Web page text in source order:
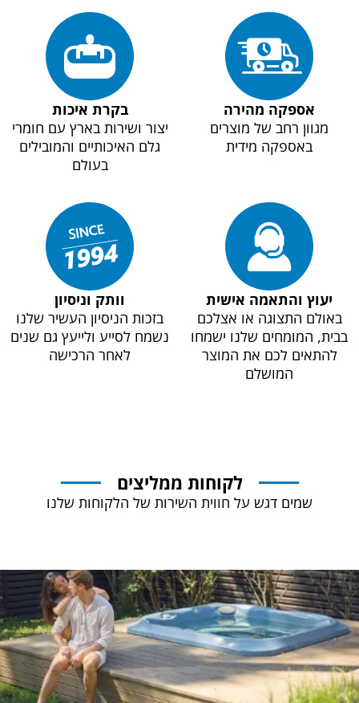
אספקה מהירה
מגוון רחב של מוצרים
באספקה מידית
בקרת איכות
יצור ושירות בארץ עם חומרי
גלם האיכותיים והמובילים
בעולם
יעוץ והתאמה אישית
באולם התצוגה או אצלכם
בבית, המומחים שלנו ישמחו
להתאים לכם את המוצר
המושלם
וותק וניסיון
בזכות הניסיון העשיר שלנו
נשמח לסייע ולייעץ גם שנים
לאחר הרכישה
לקוחות ממליצים
שמים דגש על חווית השירות של הלקוחות שלנו